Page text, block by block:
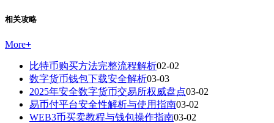
相关攻略
More+
比特币购买方法完整流程解析02-02
数字货币钱包下载安全解析03-03
2025年安全数字货币交易所权威盘点03-02
易币付平台安全性解析与使用指南03-02
WEB3币买卖教程与钱包操作指南03-02